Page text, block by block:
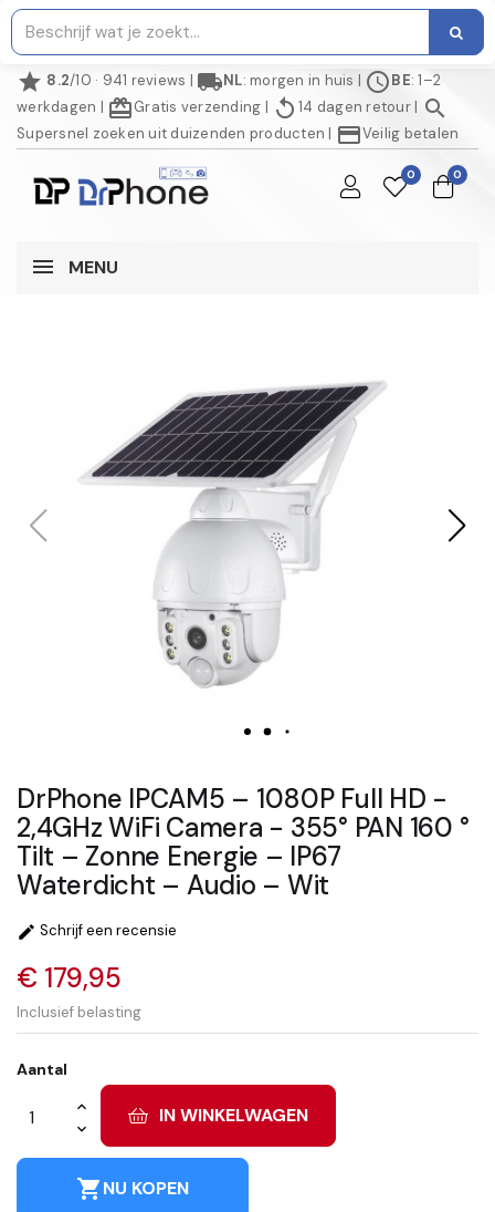
star 8.2/10 · 941 reviews | local_shippingNL: morgen in huis | scheduleBE: 1–2
werkdagen | redeemGratis verzending | replay 14 dagen retour| search
Supersnel zoeken uit duizenden producten | credit_cardVeilig betalen
0 0
MENU
DrPhone IPCAM5 – 1080P Full HD -
2,4GHz WiFi Camera - 355° PAN 160 °
Tilt – Zonne Energie – IP67
Waterdicht – Audio – Wit
 Schrijf een recensie
€ 179,95
Inclusief belasting
Aantal
IN WINKELWAGEN
shopping_cartNU KOPEN